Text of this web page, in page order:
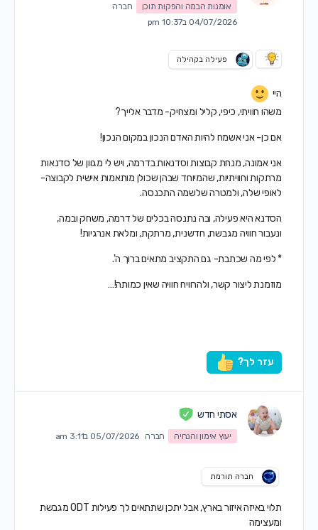
אומנות הבמה והפקות תוכן
חברה
04/07/2026 ב10:37 pm
פעילה בקהילה
היי
משהו חוויתי, כיפי, קליל ומצחיק- מדבר אלייך?
אם כן- אני אשמח להיות האדם הנכון במקום הנכון!
אני אמונה, מנחת קבוצות וסדנאות בדרמה, ויש לי מגוון של סדנאות
מרתקות וחוויתיות, שהמיוחד שבהן שכולן מותאמות אישית לקבוצה-
לאופי שלה, ולמטרה שלשמה התכנסה.
הסדנא היא פעילה, ובה נתנסה בכלים של דרמה, משחק ובמה,
ונעבור חוויה מגבשת, חדשנית, מרתקת, ומלאת אנרגיות!
* לפי מה שכתבת- גם התקציב מתאים ברוך ה'.
מוזמנת ליצור קשר, ולהרוויח חוויה שאין כמותה!…
עזר לך?
אסתי חדש
יעוץ אימון והנחיה חברה 05/07/2026 ב3:11 am
חברה תורמת
תלוי באיזה איזור בארץ, אבל יתכן שתתאים לך פעילות ODT מגבשת
ומעצימה